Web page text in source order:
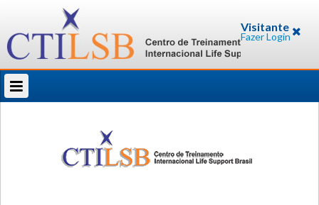
Visitante
Fazer Login